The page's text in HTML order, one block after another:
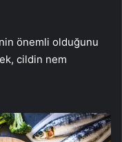
önemli olduğunu
cildin nem